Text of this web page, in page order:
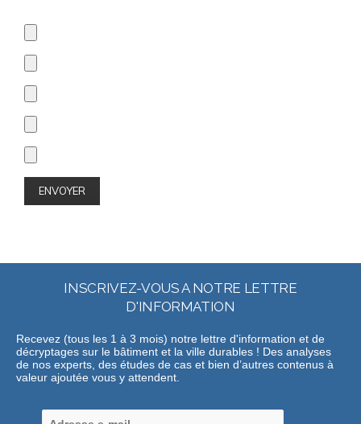
INSCRIVEZ-VOUS A NOTRE LETTRE
D'INFORMATION
Recevez (tous les 1 à 3 mois) notre lettre d'information et de
décryptages sur le bâtiment et la ville durables ! Des analyses
de nos experts, des études de cas et bien d’autres contenus à
valeur ajoutée vous y attendent.